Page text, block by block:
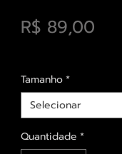
R$ 89,00
Tamanho*
Selecionar
Quantidade *